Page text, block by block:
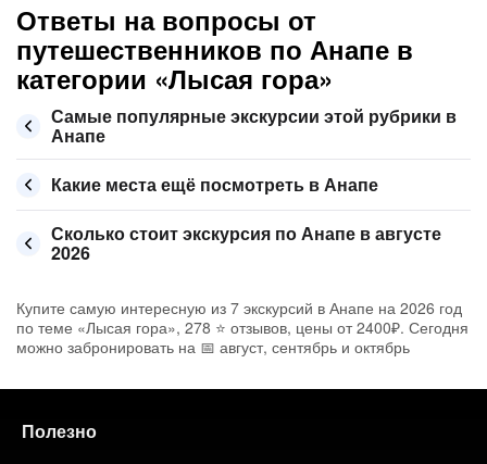
Ответы на вопросы от
путешественников по Анапе в
категории «Лысая гора»
Самые популярные экскурсии этой рубрики в
Анапе
Какие места ещё посмотреть в Анапе
Сколько стоит экскурсия по Анапе в августе
2026
Купите самую интересную из 7 экскурсий в Анапе на 2026 год
по теме «Лысая гора», 278 ⭐ отзывов, цены от 2400₽. Сегодня
можно забронировать на 📅 август, сентябрь и октябрь
Полезно